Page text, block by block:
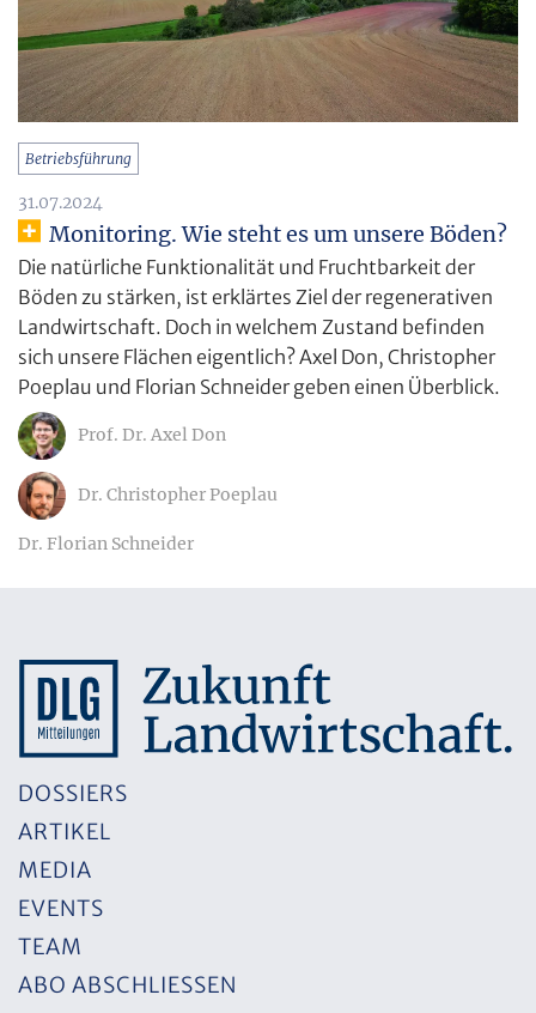
Betriebsführung
31.07.2024
Monitoring. Wie steht es um unsere Böden?
Die natürliche Funktionalität und Fruchtbarkeit der
Böden zu stärken, ist erklärtes Ziel der regenerativen
Landwirtschaft. Doch in welchem Zustand befinden
sich unsere Flächen eigentlich? Axel Don, Christopher
Poeplau und Florian Schneider geben einen Überblick.
Prof. Dr. Axel Don
Dr. Christopher Poeplau
Dr. Florian Schneider
DOSSIERS
ARTIKEL
MEDIA
EVENTS
TEAM
ABO ABSCHLIESSEN